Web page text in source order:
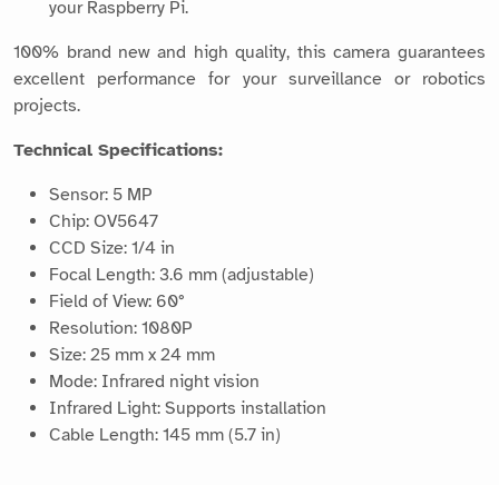
your Raspberry Pi.
100% brand new and high quality, this camera guarantees
excellent performance for your surveillance or robotics
projects.
Technical Specifications:
Sensor: 5 MP
Chip: OV5647
CCD Size: 1/4 in
Focal Length: 3.6 mm (adjustable)
Field of View: 60°
Resolution: 1080P
Size: 25 mm x 24 mm
Mode: Infrared night vision
Infrared Light: Supports installation
Cable Length: 145 mm (5.7 in)